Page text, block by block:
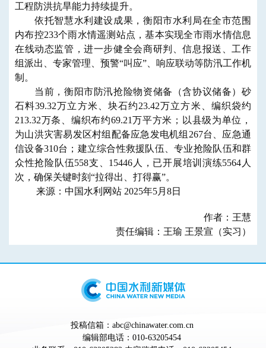
工程防洪抗旱能力持续提升。
依托智慧水利建设成果， 衡阳市水利局在全市范围
内布控233个雨水情遥测站点 ，基本实现全市雨水情信息
在线动态监管 ，进一步健全会商研判、信息报送、工作
组派出、专家管理、预警“叫应”、响应联动等防汛工作机
制 。
当前，衡阳市防汛抢险物资储备（含协议储备）砂
石料39.32万立方米、块石约23.42万立方米、编织袋约
213.32万条、编织布约69.21万平方米 ；
以县级为单位，
为山洪灾害易发区村组配备应急发电机组267台、应急通
信设备310台 ；建立综合性救援队伍、专业抢险队伍和群
众性抢险队伍558支
15446人， 已开展培训演练5564人
次， 确保关键时刻“拉得出、打得赢”。
来源：中国水利网站 2025年5月8日
作者：王慧
责任编辑：王瑜 王景宣（实习）
投稿信箱：abc@chinawater.com.cn
编辑部电话：010-63205454